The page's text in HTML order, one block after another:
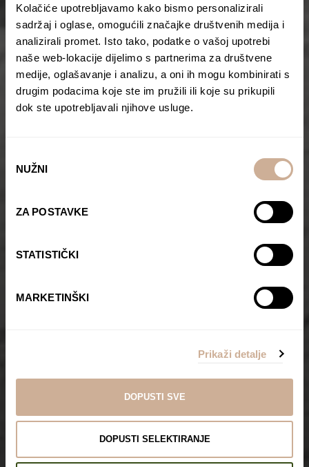
Kolačiće upotrebljavamo kako bismo personalizirali
sadržaj i oglase, omogućili značajke društvenih medija i
analizirali promet. Isto tako, podatke o vašoj upotrebi
naše web-lokacije dijelimo s partnerima za društvene
medije, oglašavanje i analizu, a oni ih mogu kombinirati s
drugim podacima koje ste im pružili ili koje su prikupili
dok ste upotrebljavali njihove usluge.
pristanka
NUŽNI
ZA POSTAVKE
STATISTIČKI
MARKETINŠKI
Prikaži detalje
DOPUSTI SVE
DOPUSTI SELEKTIRANJE